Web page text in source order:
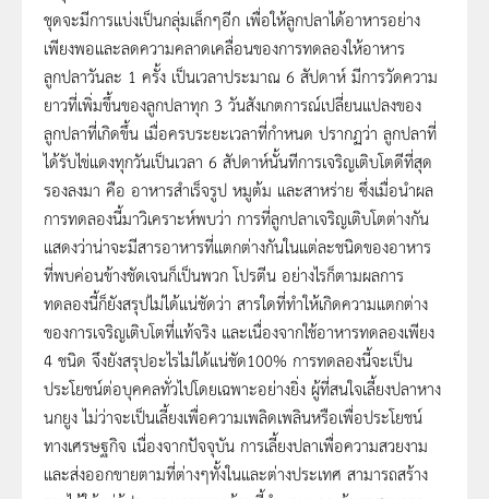
ชุดจะมีการแบ่งเป็นกลุ่มเล็กๆอีก เพื่อให้ลูกปลาได้อาหารอย่าง
เพียงพอและลดความคลาดเคลื่อนของการทดลองให้อาหาร
ลูกปลาวันละ 1 ครั้ง เป็นเวลาประมาณ 6 สัปดาห์ มีการวัดความ
ยาวที่เพิ่มขึ้นของลูกปลาทุก 3 วันสังเกตการณ์เปลี่ยนแปลงของ
ลูกปลาที่เกิดขึ้น เมื่อครบระยะเวลาที่กำหนด ปรากฏว่า ลูกปลาที่
ได้รับไข่แดงทุกวันเป็นเวลา 6 สัปดาห์นั้นทีการเจริญเติบโตดีที่สุด
รองลงมา คือ อาหารสำเร็จรูป หมูต้ม และสาหร่าย ซึ่งเมื่อนำผล
การทดลองนี้มาวิเคราะห์พบว่า การที่ลูกปลาเจริญเติบโตต่างกัน
แสดงว่าน่าจะมีสารอาหารที่แตกต่างกันในแต่ละชนิดของอาหาร
ที่พบค่อนข้างชัดเจนก็เป็นพวก โปรตีน อย่างไรก็ตามผลการ
ทดลองนี้ก็ยังสรุปไม่ได้แน่ชัดว่า สารใดที่ทำให้เกิดความแตกต่าง
ของการเจริญเติบโตที่แท้จริง และเนื่องจากใช้อาหารทดลองเพียง
4 ชนิด จึงยังสรุปอะไรไม่ได้แน่ชัด100% การทดลองนี้จะเป็น
ประโยชน์ต่อบุคคลทั่วไปโดยเฉพาะอย่างยิ่ง ผู้ที่สนใจเลี้ยงปลาหาง
นกยูง ไม่ว่าจะเป็นเลี้ยงเพื่อความเพลิดเพลินหรือเพื่อประโยชน์
ทางเศรษฐกิจ เนื่องจากปัจจุบัน การเลี้ยงปลาเพื่อความสวยงาม
และส่งออกขายตามที่ต่างๆทั้งในและต่างประเทศ สามารถสร้าง